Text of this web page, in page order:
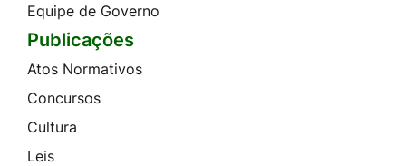
Equipe de Governo
Publicações
Atos Normativos
Concursos
Cultura
Leis